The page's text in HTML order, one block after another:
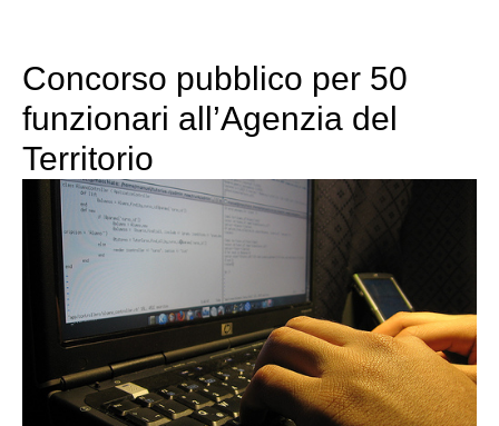
Concorso pubblico per 50
funzionari all’Agenzia del
Territorio